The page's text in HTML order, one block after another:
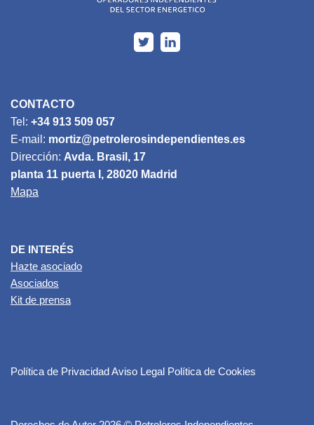
CONTACTO
Tel: +34 913 509 057
E-mail: mortiz@petrolerosindependientes.es
Dirección: Avda. Brasil, 17
planta 11 puerta I, 28020 Madrid
Mapa
DE INTERÉS
Hazte asociado
Asociados
Kit de prensa
Política de PrivacidadAviso Legal Política de Cookies